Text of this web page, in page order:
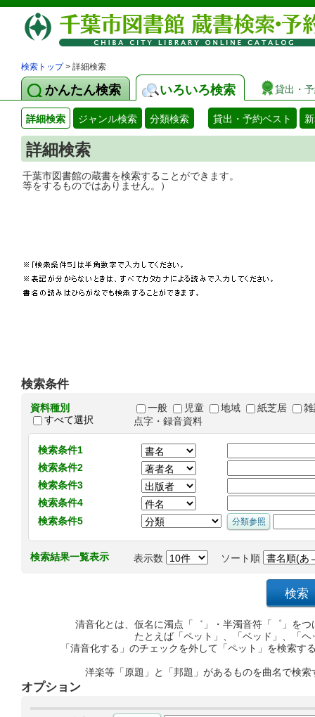
検索トップ> 詳細検索
かんたん検索 いろいろ検索 貸出・
詳細検索 ジャンル検索 分類検索 貸出・予約ベスト
詳細検索
千葉市図書館の蔵書を検索することがで
等をするものではありません。）
検索条件
資料種別
すべて選択
一般 児童 地域 紙芝居
点字・録音資料
検索条件1
検索条件2
検索条件3
検索条件4
検索条件5
検索結果一覧表示 表示数 ソート順
清音化とは、仮名に濁点「゛」・半濁音符「゜」を
たとえば「ペット」、「ベッド」、「
「清音化する」のチェックを外して「ペット」を検索
洋楽等「原題」と「邦題」があるものを曲名で検
オプション